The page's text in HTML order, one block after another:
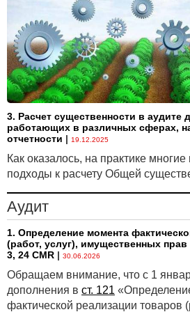
ПРИМЕР 4A.Оптоволоконный
Оценка
....
ПРИМЕР 4B.Оптоволоконный
(определенные жилы оптоволокна)
...
Оценка
...
ПОЛУЧЕНИЕ
...
ПРИМЕР 5.Получение
поступлении результатов
3. Расчет существенности в аудите
работающих в различных сферах,
отчетности | 19.12.2025
Как оказалось, на практике
подходы к расчету Общей
Аудит
1. Определение момента
(работ, услуг), имущественных
3, 24 CMR | 30.06.2026
Обращаем внимание, что с 1
дополнения в ст. 121
фактической реализации товаров